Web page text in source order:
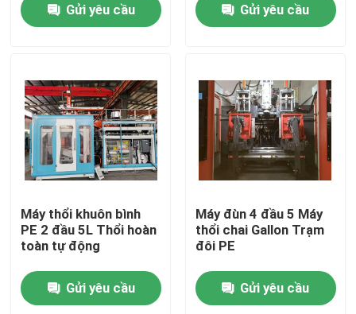
Nhà
Về chúng tôi
Tham quan nhà máy
Kiểm soát chất lượng
Liên hệ chúng tôi
Gửi yêu cầu Gửi yêu cầu
Máy thổi khuôn bình
PE 2 đầu 5L Thổi hoàn
toàn tự động
Gửi yêu cầu
Máy đùn 4 đầu 5 Máy
thổi chai Gallon Trạm
đôi PE
Gửi yêu cầu